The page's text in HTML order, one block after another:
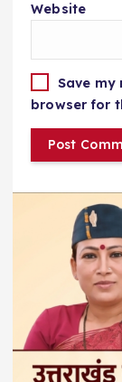
Website
Save my
browser for